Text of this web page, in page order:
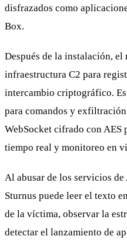
disfrazados como
Box.
Después de la instalación, el
infraestructura C2 para
intercambio criptográfico.
para comandos y
WebSocket cifrado con AES
tiempo real y monitoreo en
Al abusar de los servicios
Sturnus puede leer el texto
de la víctima, observar la
detectar el lanzamiento de